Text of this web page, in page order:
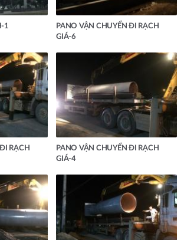
1
PANO VẬN CHUYỂN ĐI RẠCH
GIÁ-6
RẠCH
PANO VẬN CHUYỂN ĐI RẠCH
GIÁ-4